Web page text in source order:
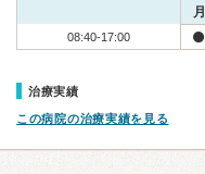
月
08:40-17:00
治療実績
この病院の治療実績を見る